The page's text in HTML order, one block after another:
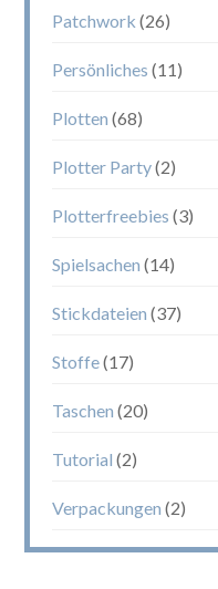
Patchwork (26)
Persönliches (11)
Plotten (68)
Plotter Party(2)
Plotterfreebies (3)
Spielsachen (14)
Stickdateien (37)
Stoffe(17)
Taschen (20)
Tutorial (2)
Verpackungen (2)